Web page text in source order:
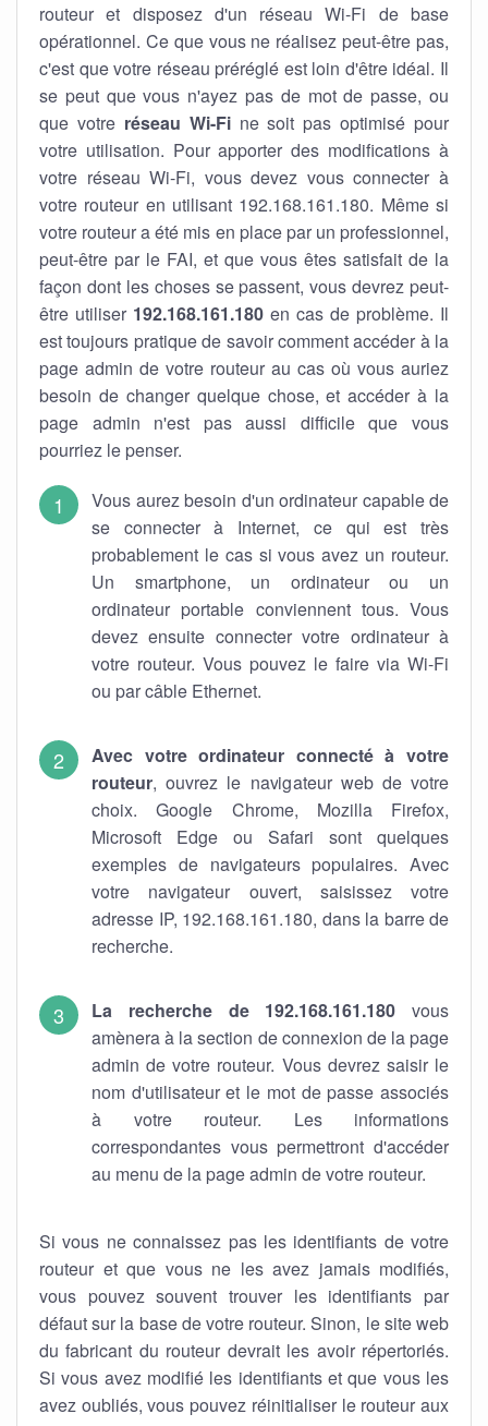
routeur et disposez d'un réseau Wi-Fi de base
opérationnel. Ce que vous ne réalisez peut-être pas,
c'est que votre réseau préréglé est loin d'être idéal. Il
se peut que vous n'ayez pas de mot de passe, ou
que votre réseau Wi-Fine soit pas optimisé pour
votre utilisation. Pour apporter des modifications à
votre réseau Wi-Fi, vous devez vous connecter à
votre routeur en utilisant 192.168.161.180. Même si
votre routeur a été mis en place par un professionnel,
peut-être par le FAI, et que vous êtes satisfait de la
façon dont les choses se passent, vous devrez peut-
être utiliser 192.168.161.180 en cas de problème. Il
est toujours pratique de savoir comment accéder à la
page admin de votre routeur au cas où vous auriez
besoin de changer quelque chose, et accéder à la
page admin n'est pas aussi difficile que vous
pourriez le penser.
Vous aurez besoin d'un ordinateur capable de
se connecter à Internet, ce qui est très
probablement le cas si vous avez un routeur.
Un smartphone, un ordinateur ou un
ordinateur portable conviennent tous. Vous
devez ensuite connecter votre ordinateur à
votre routeur. Vous pouvez le faire via Wi-Fi
ou par câble Ethernet.
Avec votre ordinateur connecté à votre
routeur, ouvrez le navigateur web de votre
choix. Google Chrome, Mozilla Firefox,
Microsoft Edge ou Safari sont quelques
exemples de navigateurs populaires. Avec
votre navigateur ouvert, saisissez votre
adresse IP, 192.168.161.180, dans la barre de
recherche.
La recherche de 192.168.161.180 vous
amènera à la section de connexion de la page
admin de votre routeur. Vous devrez saisir le
nom d'utilisateur et le mot de passe associés
à votre routeur. Les informations
correspondantes vous permettront d'accéder
au menu de la page admin de votre routeur.
Si vous ne connaissez pas les identifiants de votre
routeur et que vous ne les avez jamais modifiés,
vous pouvez souvent trouver les identifiants par
défaut sur la base de votre routeur. Sinon, le site web
du fabricant du routeur devrait les avoir répertoriés.
Si vous avez modifié les identifiants et que vous les
avez oubliés, vous pouvez réinitialiser le routeur aux